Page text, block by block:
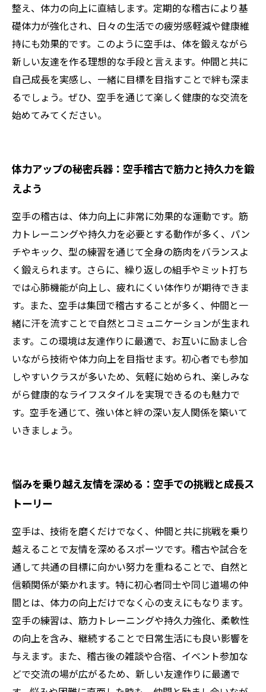
整え、体力の向上に直結します。定期的な稽古により基
礎体力が強化され、日々の生活での疲労感軽減や健康維
持にも効果的です。このように空手は、体を鍛えながら
新しい友達を作る理想的な手段と言えます。仲間と共に
自己成長を実感し、一緒に目標を目指すことで絆も深ま
るでしょう。ぜひ、空手を通じて楽しく健康的な交流を
始めてみてください。
体力アップの秘密兵器：空手稽古で筋力と持久力を鍛
えよう
空手の稽古は、体力向上に非常に効果的な運動です。筋
力トレーニングや持久力を必要とする動作が多く、パン
チやキック、型の練習を通じて全身の筋肉をバランスよ
く鍛えられます。さらに、繰り返しの組手やミット打ち
では心肺機能が向上し、疲れにくい体作りが期待できま
す。また、空手は集団で稽古することが多く、仲間と一
緒に汗を流すことで自然とコミュニケーションが生まれ
ます。この環境は友達作りに最適で、お互いに励まし合
いながら技術や体力向上を目指せます。初心者でも参加
しやすいクラスが多いため、気軽に始められ、楽しみな
がら健康的なライフスタイルを実現できるのも魅力で
す。空手を通じて、強い体と絆の深い友人関係を築いて
いきましょう。
悩みを乗り越え友情を深める：空手での挑戦と成長ス
トーリー
空手は、技術を磨くだけでなく、仲間と共に挑戦を乗り
越えることで友情を深めるスポーツです。稽古や試合を
通して共通の目標に向かい努力を重ねることで、自然と
信頼関係が築かれます。特に初心者同士や同じ道場の仲
間とは、体力の向上だけでなく心の支えにもなります。
空手の練習は、筋力トレーニングや持久力強化、柔軟性
の向上を含み、継続することで日常生活にも良い影響を
与えます。また、稽古後の雑談や合宿、イベント参加な
どで交流の場が広がるため、新しい友達作りに最適で